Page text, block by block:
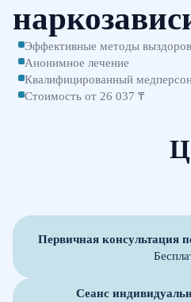
Эффективные методы
Анонимное лечение
Квалифицированный
Стоимость от 26 037 ₸
Первичная консультация
Сеанс